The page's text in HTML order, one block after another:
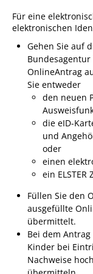
Für eine
elektronischen
Gehen Sie auf
OnlineAntrag
Sie entweder
den neuen
die eID-
und
oder
einen
ein ELSTER
Füllen Sie den
ausgefüllte
übermittelt.
Bei dem
Kinder bei
Nachweise